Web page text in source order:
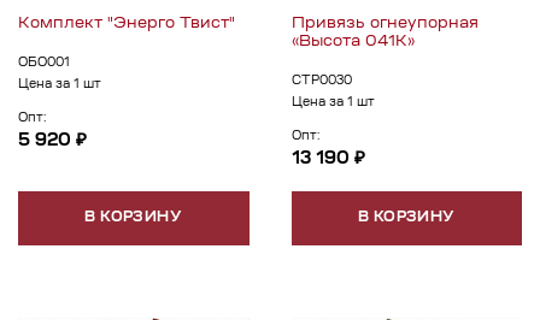
Комплект "Энерго Твист"
ОБО001
Цена за 1 шт
Опт:
5 920 ₽
В КОРЗИНУ
Привязь огнеупорная
«Высота 041К»
СТР0030
Цена за 1 шт
Опт:
13 190 ₽
В КОРЗИНУ